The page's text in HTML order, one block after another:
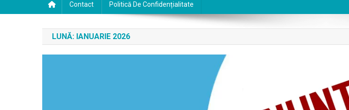
Contact Politică De Confidențialitate
LUNĂ: IANUARIE 2026